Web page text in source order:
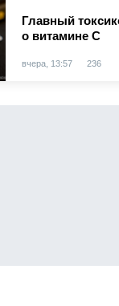
Главный
о витамине С
вчера, 13:57 236